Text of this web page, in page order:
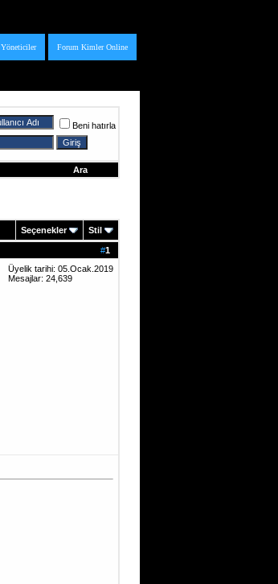
Forum Kimler Online
Yöneticiler
Beni hatırla
Ara
Seçenekler Stil
#1
Üyelik tarihi: 05.Ocak.2019
Mesajlar: 24,639